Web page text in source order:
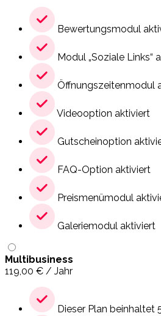
Bewertungsmodul
Modul „Soziale Links“
Öffnungszeitenmodul
Videooption aktiviert
Gutscheinoption
FAQ-Option aktiviert
Preismenümodul
Galeriemodul aktiviert
Multibusiness
119,00 € / Jahr
Dieser Plan beinhaltet